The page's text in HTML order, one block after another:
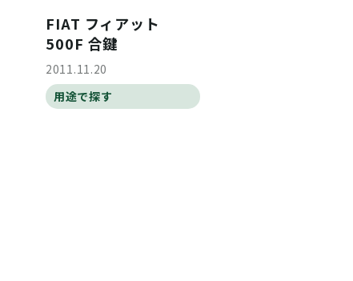
FIAT フィアット
500F 合鍵
2011.11.20
用途で探す